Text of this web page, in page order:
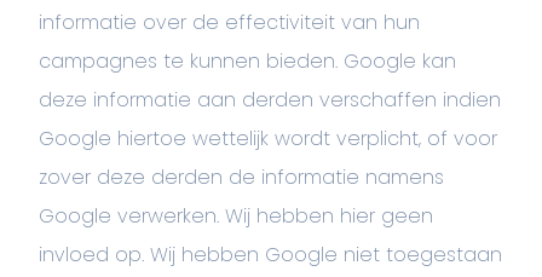
informatie over de effectiviteit van hun
campagnes te kunnen bieden. Google kan
deze informatie aan derden verschaffen indien
Google hiertoe wettelijk wordt verplicht, of voor
zover deze derden de informatie namens
Google verwerken. Wij hebben hier geen
invloed op. Wij hebben Google niet toegestaan